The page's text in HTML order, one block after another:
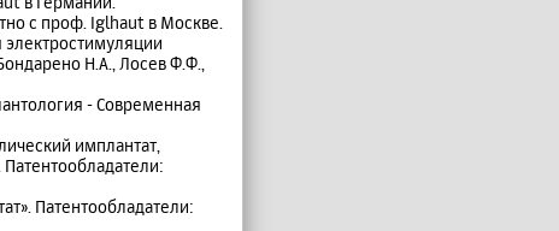
с проф. Iglhaut в Москве.
электростимуляции
Н.А., Лосев Ф.Ф.,
- Современная
имплантат,
Патентообладатели: